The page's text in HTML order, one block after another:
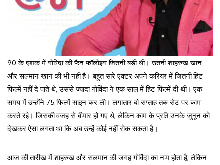
90 के दशक में गोविंदा की फैन फॉलोइंग जितनी बड़ी थी। उतनी शाहरुख खान
और सलमान खान की भी नहीं है। बहुत सारे एक्टर अपने करियर में जितनी हिट
फिल्में नहीं दे पाते थे, उससे ज्यादा गोविंदा ने एक साल में हिट फिल्में दी थी। एक
समय में उन्होंने 75 फिल्में साइन कर ली। लगातार दो सप्ताह तक सेट पर काम
करते रहे। जिसकी वजह से बीमार हो गए थे, लेकिन काम के प्रति उनके जुनून को
देखकर ऐसा लगता था कि अब उन्हें कोई नहीं रोक सकता है।
आज की तारीख में शाहरुख और सलमान की जगह गोविंदा का नाम होता है, लेकिन